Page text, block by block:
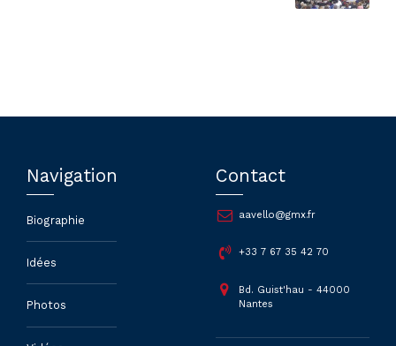
Navigation
Biographie
Idées
Photos
Contact
aavello@gmx.fr
+33 7 67 35 42 70
Bd. Guist'hau - 44000
Nantes